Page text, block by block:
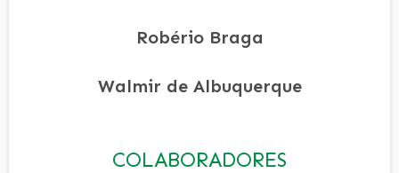
Robério Braga
Walmir de Albuquerque
COLABORADORES